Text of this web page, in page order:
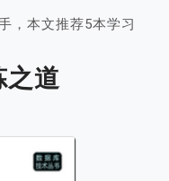
，本文推荐5本学习
之道